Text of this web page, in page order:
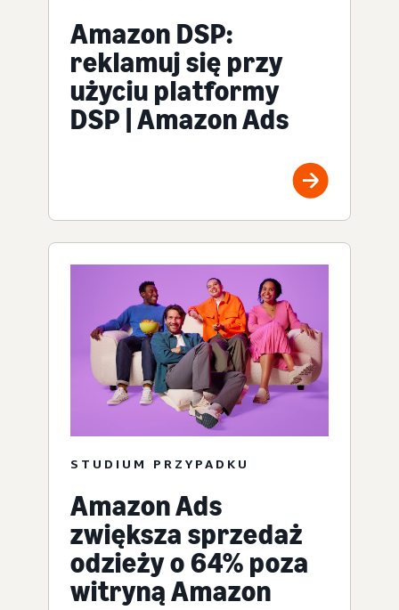
Amazon DSP:
reklamuj się przy
użyciu platformy
DSP | Amazon Ads
STUDIUM PRZYPADKU
Amazon Ads
zwiększa sprzedaż
odzieży o 64% poza
witryną Amazon